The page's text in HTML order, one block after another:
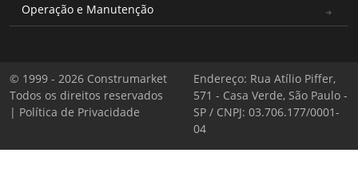
Operação e Manutenção
© 1999 - 2026 Construmarket
Todos os direitos reservados
| Política de Privacidade
Endereço: Rua Atílio Piffer,
571 - Casa Verde, São Paulo -
SP / CNPJ: 03.706.177/0001-
04